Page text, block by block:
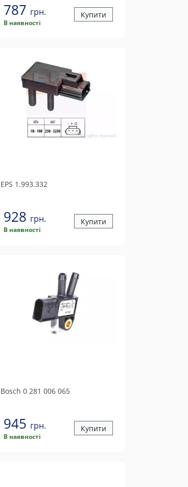
787 грн.
В наявності
Купити
EPS 1.993.332
928 грн.
В наявності
Купити
Bosch 0 281 006 065
945 грн.
В наявності
Купити